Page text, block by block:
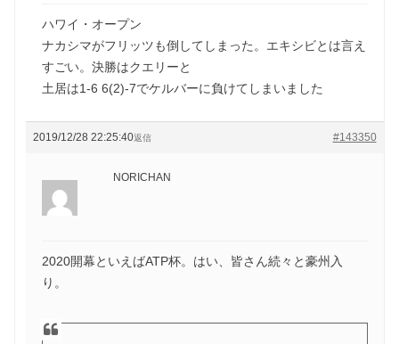
ハワイ・オープン
ナカシマがフリッツも倒してしまった。エキシビとは言え
すごい。決勝はクエリーと
土居は1-6 6(2)-7でケルバーに負けてしまいました
2019/12/28 22:25:40 #143350
返信
NORICHAN
2020開幕といえばATP杯。はい、皆さん続々と豪州入
り。